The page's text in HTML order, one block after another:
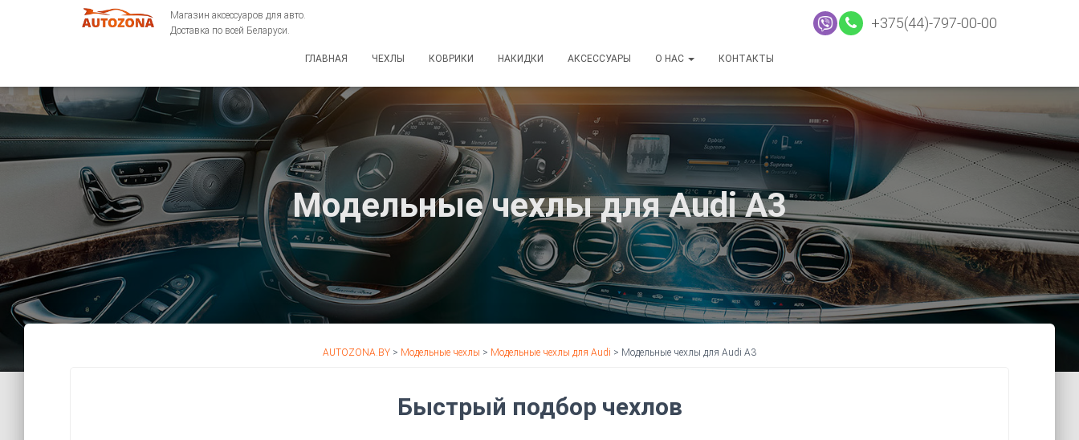
Магазин аксессуаров для авто.
Доставка по всей Беларуси.
+375(44)-797-00-00
ГЛАВНАЯ ЧЕХЛЫ КОВРИКИ НАКИДКИ АКСЕССУАРЫ О НАС КОНТАКТЫ
Модельные чехлы для Audi A3
AUTOZONA.BY > Модельные чехлы > Модельные чехлы для Audi > Модельные чехлы для Audi A3
Быстрый подбор чехлов